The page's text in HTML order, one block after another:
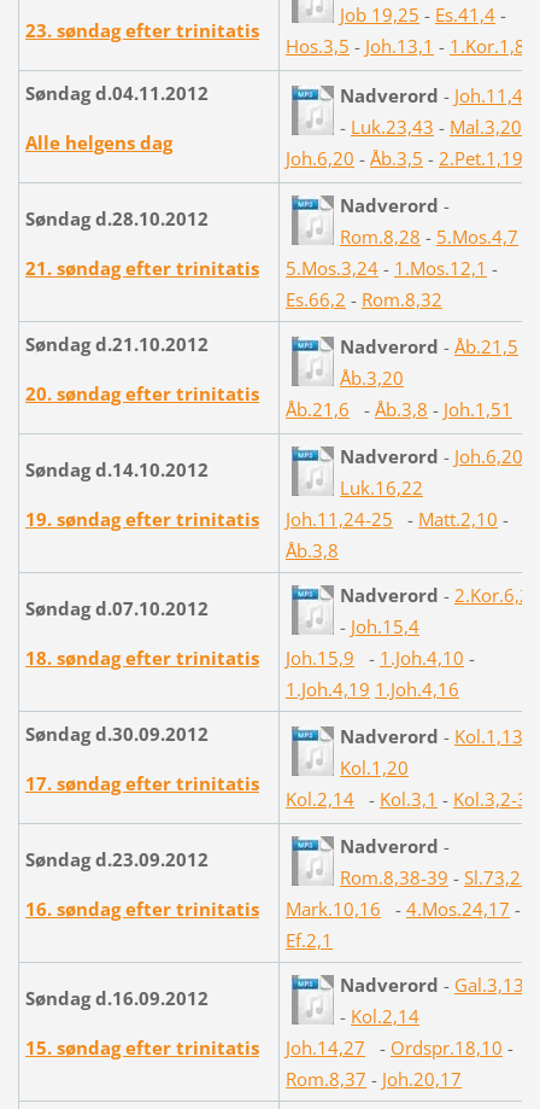
23. søndag efter trinitatis
Job 19,25 - Es.41,4-
Hos.3,5 - Joh.13,1 - 1.Kor.1,8
Søndag d.04.11.2012
Alle helgens dag
Nadverord - Joh.11,40
- Luk.23,43 - Mal.3,20
Joh.6,20 - Åb.3,5 - 2.Pet.1,19
Søndag d.28.10.2012
21. søndag efter trinitatis
Nadverord -
Rom.8,28 - 5.Mos.4,7
5.Mos.3,24- 1.Mos.12,1 -
Es.66,2 - Rom.8,32
Søndag d.21.10.2012
20. søndag efter trinitatis
Nadverord - Åb.21,5
Åb.3,20
Åb.21,6 - Åb.3,8 - Joh.1,51
Søndag d.14.10.2012
19. søndag efter trinitatis
Nadverord - Joh.6,20
Luk.16,22
Joh.11,24-25 - Matt.2,10 -
Åb.3,8
Søndag d.07.10.2012
18. søndag efter trinitatis
Nadverord - 2.Kor.6,2
- Joh.15,4
Joh.15,9 - 1.Joh.4,10 -
1.Joh.4,19 1.Joh.4,16
Søndag d.30.09.2012
17. søndag efter trinitatis
Nadverord - Kol.1,13
Kol.1,20
Kol.2,14- Kol.3,1 - Kol.3,2-3
Søndag d.23.09.2012
16. søndag efter trinitatis
Nadverord -
Rom.8,38-39 - Sl.73,23
Mark.10,16 - 4.Mos.24,17 -
Ef.2,1
Søndag d.16.09.2012
15. søndag efter trinitatis
Nadverord - Gal.3,13
- Kol.2,14
Joh.14,27 - Ordspr.18,10 -
Rom.8,37 - Joh.20,17